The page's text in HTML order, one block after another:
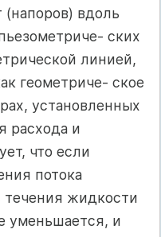
(напоров) вдоль
ских
линией,
геометриче- ское
установленных
расхода и
что если
потока
течения жидкости
уменьшается, и